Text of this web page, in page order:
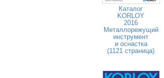
Каталог
KORLOY
2016
Металлорежущий
инструмент
и оснастка
(1121 страница)